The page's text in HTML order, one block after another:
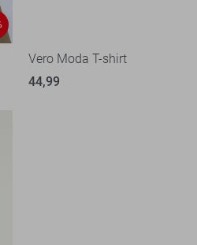
Vero Moda T-shirt
44,99